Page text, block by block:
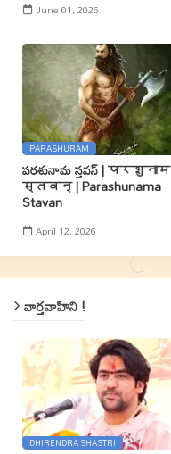
June 01, 2026
PARASHURAM
పరశునామ స్తవన్ | परशुनाम
स्तवन् | Parashunama
Stavan
April 12, 2026
వార్తవాహిని !
DHIRENDRA SHASTRI